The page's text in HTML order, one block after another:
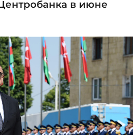
в июне